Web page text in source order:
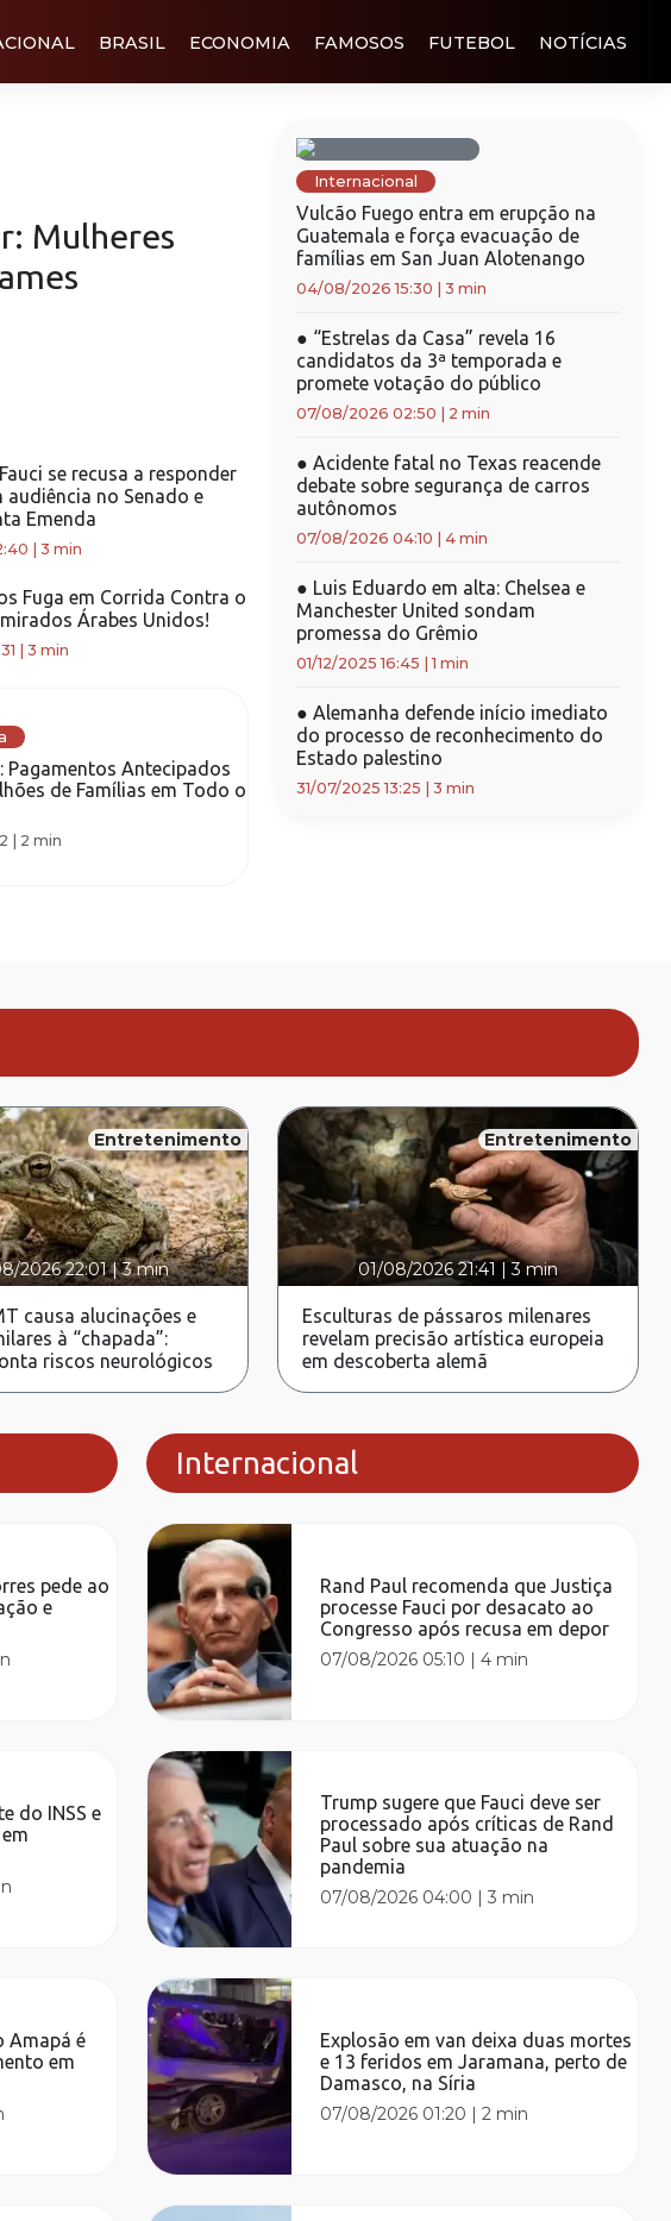
BRASIL ECONOMIA FAMOSOS FUTEBOL NOTÍCIAS
Mulheres
se recusa a responder
audiência no Senado e
Emenda
3 min
Fuga em Corrida Contra o
Árabes Unidos!
3 min
Pagamentos Antecipados
de Famílias em Todo o
| 2 min
Internacional
Vulcão Fuego entra em erupção na
Guatemala e força evacuação de
famílias em San Juan Alotenango
04/08/2026 15:30 3 min
● “Estrelas da Casa” revela 16
candidatos da 3ª temporada e
promete votação do público
07/08/2026 02:50 2 min
● Acidente fatal no Texas reacende
debate sobre segurança de carros
autônomos
07/08/2026 04:10 4 min
● Luis Eduardo em alta: Chelsea e
Manchester United sondam
promessa do Grêmio
01/12/2025 16:45 |1 min
● Alemanha defende início imediato
do processo de reconhecimento do
Estado palestino
31/07/2025 13:25 3 min
Entretenimento
2026 22:01|3 min
causa alucinações e
à “chapada”:
riscos neurológicos
Entretenimento
01/08/2026 21:41 |3 min
Esculturas de pássaros milenares
revelam precisão artística europeia
em descoberta alemã
pede ao
e
do INSS e
Amapá é
em
Internacional
Rand Paul recomenda que Justiça
processe Fauci por desacato ao
Congresso após recusa em depor
07/08/2026 05:10 |4 min
Trump sugere que Fauci deve ser
processado após críticas de Rand
Paul sobre sua atuação na
pandemia
07/08/2026 04:00 |3 min
Explosão em van deixa duas mortes
e 13 feridos em Jaramana, perto de
Damasco, na Síria
07/08/2026 01:20 |2 min